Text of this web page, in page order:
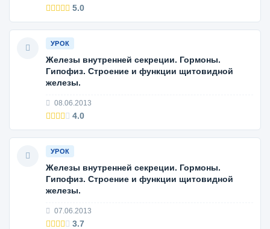
5.0
УРОК
Железы внутренней секреции. Гормоны.
Гипофиз. Строение и функции щитовидной
железы.
08.06.2013
4.0
УРОК
Железы внутренней секреции. Гормоны.
Гипофиз. Строение и функции щитовидной
железы.
07.06.2013
3.7